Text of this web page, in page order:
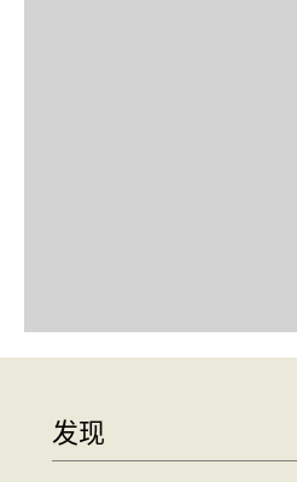
发现